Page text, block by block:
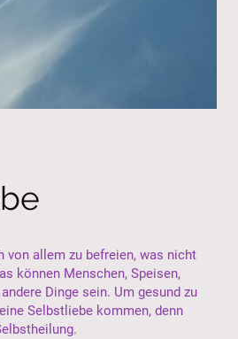
von allem zu befreien, was nicht
können Menschen, Speisen,
Dinge sein. Um gesund zu
Selbstliebe kommen, denn